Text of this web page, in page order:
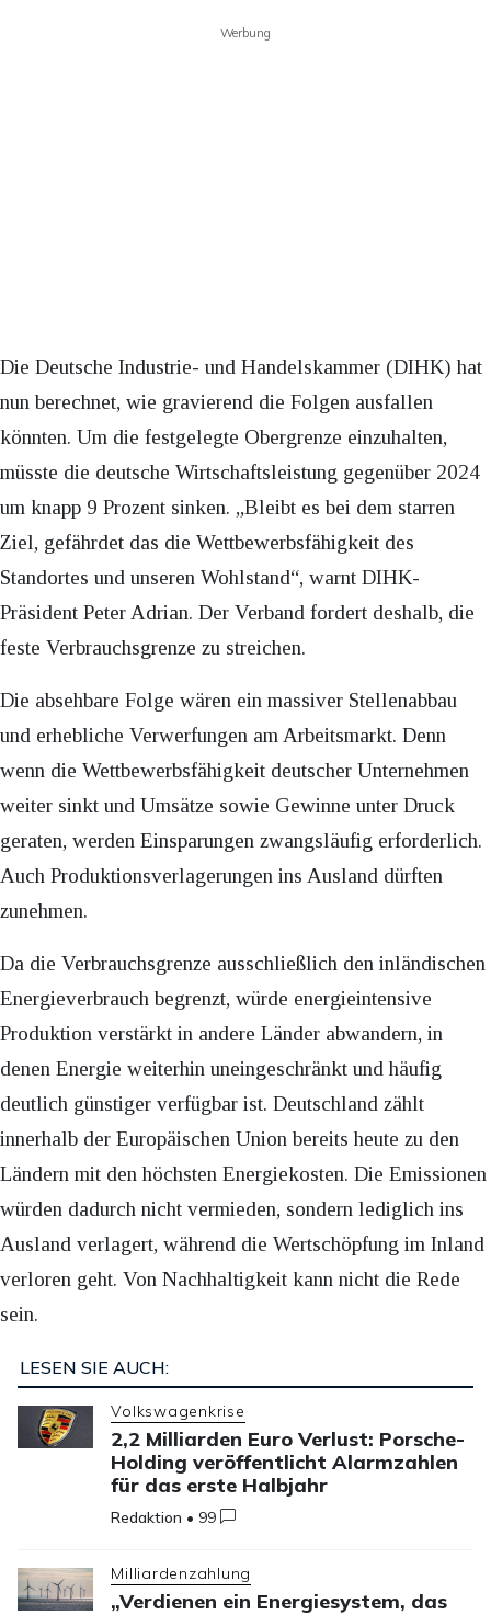
Werbung
Die Deutsche Industrie- und Handelskammer (DIHK) hat
nun berechnet, wie gravierend die Folgen ausfallen
könnten. Um die festgelegte Obergrenze einzuhalten,
müsste die deutsche Wirtschaftsleistung gegenüber 2024
um knapp 9 Prozent sinken. „Bleibt es bei dem starren
Ziel, gefährdet das die Wettbewerbsfähigkeit des
Standortes und unseren Wohlstand“, warnt DIHK-
Präsident Peter Adrian. Der Verband fordert deshalb, die
feste Verbrauchsgrenze zu streichen.
Die absehbare Folge wären ein massiver Stellenabbau
und erhebliche Verwerfungen am Arbeitsmarkt. Denn
wenn die Wettbewerbsfähigkeit deutscher Unternehmen
weiter sinkt und Umsätze sowie Gewinne unter Druck
geraten, werden Einsparungen zwangsläufig erforderlich.
Auch Produktionsverlagerungen ins Ausland dürften
zunehmen.
Da die Verbrauchsgrenze ausschließlich den inländischen
Energieverbrauch begrenzt, würde energieintensive
Produktion verstärkt in andere Länder abwandern, in
denen Energie weiterhin uneingeschränkt und häufig
deutlich günstiger verfügbar ist. Deutschland zählt
innerhalb der Europäischen Union bereits heute zu den
Ländern mit den höchsten Energiekosten. Die Emissionen
würden dadurch nicht vermieden, sondern lediglich ins
Ausland verlagert, während die Wertschöpfung im Inland
verloren geht. Von Nachhaltigkeit kann nicht die Rede
sein.
LESEN SIE AUCH:
Volkswagenkrise
2,2 Milliarden Euro Verlust: Porsche-
Holding veröffentlicht Alarmzahlen
für das erste Halbjahr
Redaktion • 99
Milliardenzahlung
„Verdienen ein Energiesystem, das